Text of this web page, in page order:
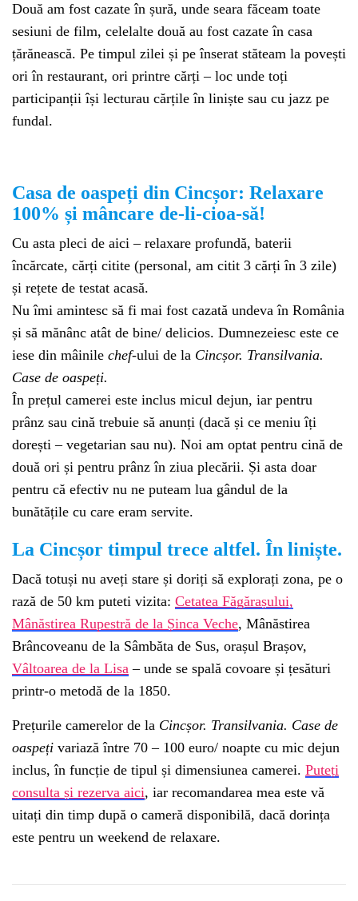
Două am fost cazate în șură, unde seara făceam toate
sesiuni de film, celelalte două au fost cazate în casa
țărănească. Pe timpul zilei și pe înserat stăteam la povești
ori în restaurant, ori printre cărți – loc unde toți
participanții își lecturau cărțile în liniște sau cu jazz pe
fundal.
Casa de oaspeți din Cincșor: Relaxare
100% și mâncare de-li-cioa-să!
Cu asta pleci de aici – relaxare profundă, baterii
încărcate, cărți citite (personal, am citit 3 cărți în 3 zile)
și rețete de testat acasă.
Nu îmi amintesc să fi mai fost cazată undeva în România
și să mănânc atât de bine/ delicios. Dumnezeiesc este ce
iese din mâinile chef-ului de la Cincșor. Transilvania.
Case de oaspeți.
În prețul camerei este inclus micul dejun, iar pentru
prânz sau cină trebuie să anunți (dacă și ce meniu îți
dorești – vegetarian sau nu). Noi am optat pentru cină de
două ori și pentru prânz în ziua plecării. Și asta doar
pentru că efectiv nu ne puteam lua gândul de la
bunătățile cu care eram servite.
La Cincșor timpul trece altfel. În liniște.
Dacă totuși nu aveți stare și doriți să explorați zona, pe o
rază de 50 km puteti vizita: Cetatea Făgărașului,
Mânăstirea Rupestră de la Șinca Veche, Mânăstirea
Brâncoveanu de la Sâmbăta de Sus, orașul Brașov,
Vâltoarea de la Lisa – unde se spală covoare și țesături
printr-o metodă de la 1850.
Prețurile camerelor de la Cincșor. Transilvania. Case de
oaspeți variază între 70 – 100 euro/ noapte cu mic dejun
inclus, în funcție de tipul și dimensiunea camerei. Puteți
consulta și rezerva aici, iar recomandarea mea este vă
uitați din timp după o cameră disponibilă, dacă dorința
este pentru un weekend de relaxare.